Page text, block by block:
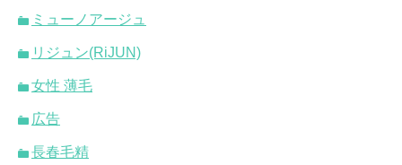
ミューノアージュ
リジュン(RiJUN)
女性 薄毛
広告
長春毛精